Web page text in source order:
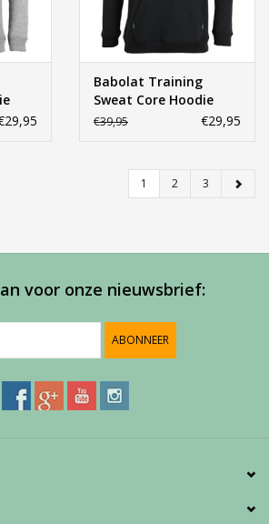
Babolat Training
Sweat Core Hoodie
€39,95 €29,95
1 2 3
voor onze nieuwsbrief:
ABONNEER